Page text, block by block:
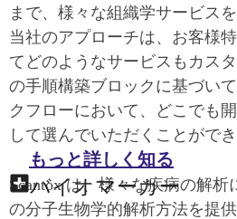
まで、様々な組織学サービス
当社のアプローチは、お客様
てどのようなサービスもカス
の手順構築ブロックに基づい
クフローにおいて、どこでも
して選んでいただくことができ
もっと詳しく知る
バイオマーカー
Scantox は、様々な疾病の解
の分子生物学的解析方法を提